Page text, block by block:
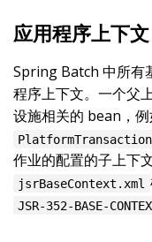
应用程序上下文
Spring Batch 中所有
程序上下文。一个父
设施相关的 bean，例
作业的配置的子上下
jsrBaseContext.xml
JSR-352-BASE-